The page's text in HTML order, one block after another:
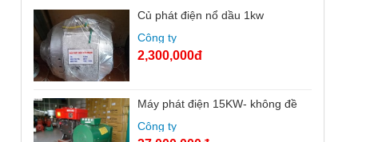
Củ phát điện nổ dầu 1kw
Công ty
2,300,000đ
Máy phát điện 15KW- không đề
Công ty